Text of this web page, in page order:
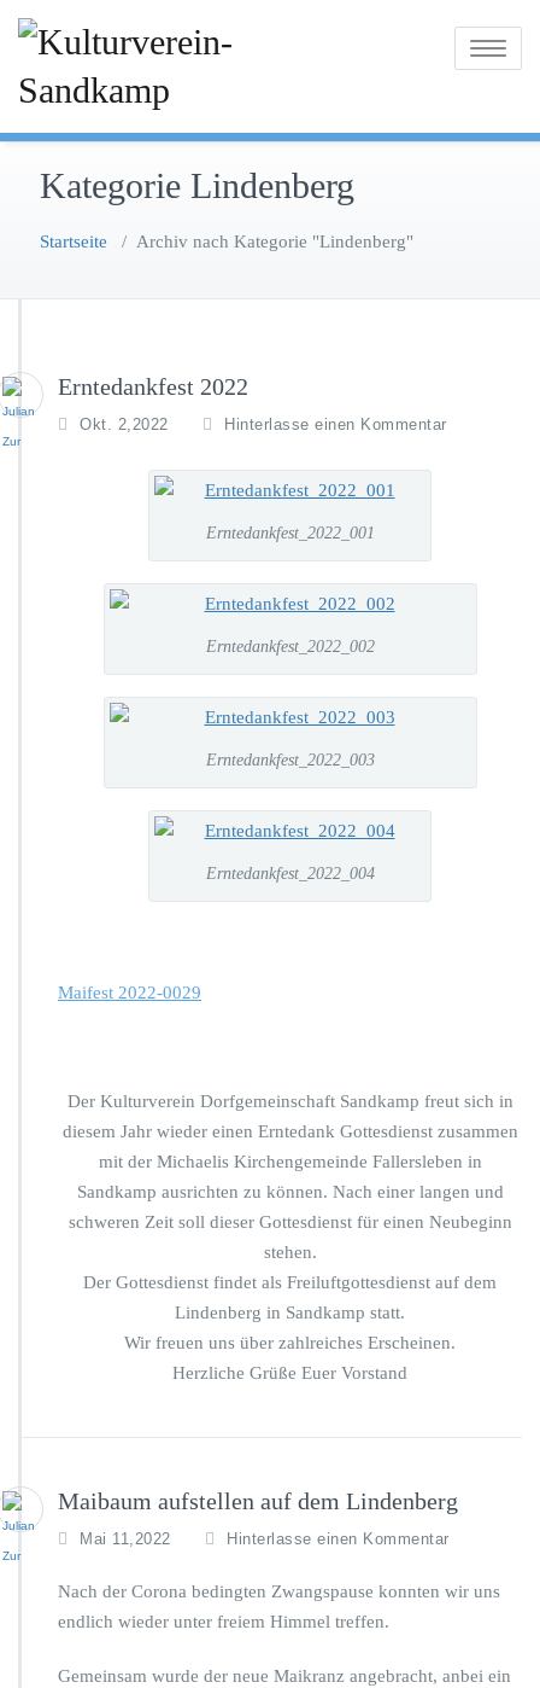
Toggle
Kategorie Lindenberg
Startseite / Archiv nach Kategorie "Lindenberg"
Erntedankfest 2022
Okt. 2,2022 Hinterlasse einen Kommentar
Erntedankfest_2022_001
Erntedankfest_2022_002
Erntedankfest_2022_003
Erntedankfest_2022_004
Maifest 2022-0029
Der Kulturverein Dorfgemeinschaft Sandkamp freut sich in
diesem Jahr wieder einen Erntedank Gottesdienst zusammen
mit der Michaelis Kirchengemeinde Fallersleben in
Sandkamp ausrichten zu können. Nach einer langen und
schweren Zeit soll dieser Gottesdienst für einen Neubeginn
stehen.
Der Gottesdienst findet als Freiluftgottesdienst auf dem
Lindenberg in Sandkamp statt.
Wir freuen uns über zahlreiches Erscheinen.
Herzliche Grüße Euer Vorstand
Maibaum aufstellen auf dem Lindenberg
Mai 11,2022 Hinterlasse einen Kommentar
Nach der Corona bedingten Zwangspause konnten wir uns
endlich wieder unter freiem Himmel treffen.
Gemeinsam wurde der neue Maikranz angebracht, anbei ein